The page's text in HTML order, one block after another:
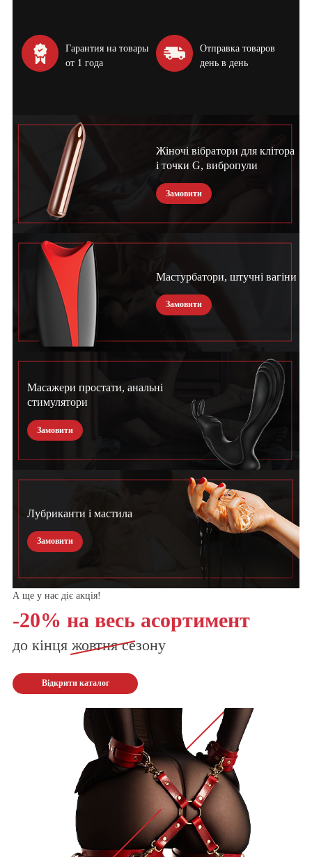
Гарантия на товары
от 1 года
Отправка товаров
день в день
Жіночі вібратори для клітора
і точки G, вибропули
Замовити
Мастурбатори, штучні вагіни
Замовити
Масажери простати, анальні
стимулятори
Замовити
Лубриканти і мастила
Замовити
А ще у нас діє акція!
-20% на весь асортимент
до кінця жовтнясезону
Відкрити каталог